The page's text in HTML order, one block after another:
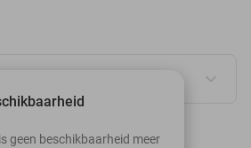
augustus 2026
geen beschikbaarheid meer